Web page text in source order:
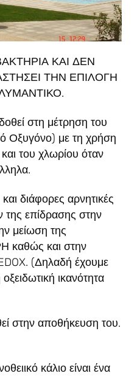
ΚΑΙ ΔΕΝ
ΤΗΝ ΕΠΙΛΟΓΗ
στη μέτρηση του
Οξυγόνο) με τη χρήση
του χλωρίου όταν
διάφορες αρνητικές
επίδρασης στην
μείωση της
καθώς και στην
(Δηλαδή έχουμε
ικανότητα
στην αποθήκευση του.
κάλιο είναι ένα